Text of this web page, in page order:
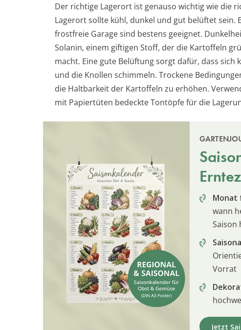
Der richtige Lagerort ist genauso wichtig wie die
Lagerort sollte kühl, dunkel und gut belüftet sein.
frostfreie Garage sind bestens geeignet.
Solanin, einem giftigen Stoff, der die Kartoffeln
macht. Eine gute Belüftung sorgt dafür, dass sich
und die Knollen schimmeln. Trockene
die Haltbarkeit der Kartoffeln zu erhöhen.
mit Papiertüten bedeckte Tontöpfe für die
Monat
wann
Saison
Vorrat
Jetzt